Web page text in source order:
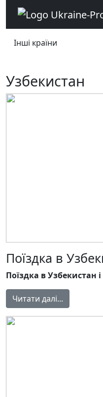
Інші країни
Узбекистан
Поїздка в
Поїздка в Узбекистан
Читати далі...